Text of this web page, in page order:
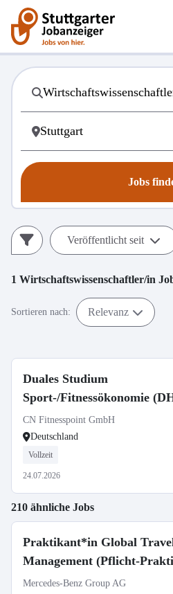
Jobs
Veröffentlicht seit
1 Wirtschaftswissenschaftler/in
Sortieren nach: Relevanz
Duales Studium
Sport-/Fitnessökonomie
CN Fitnesspoint GmbH
Deutschland
Vollzeit
24.07.2026
210 ähnliche Jobs
Praktikant*in Global
Management (Pflicht-
Mercedes-Benz Group AG